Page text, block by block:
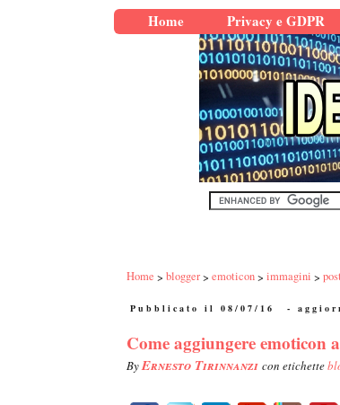
Home Privacy e GDPR
Home blogger emoticon immagini post
Pubblicato il 08/07/16 -
Come aggiungere emoticon
ByErnesto Tirinnanzi con etichette